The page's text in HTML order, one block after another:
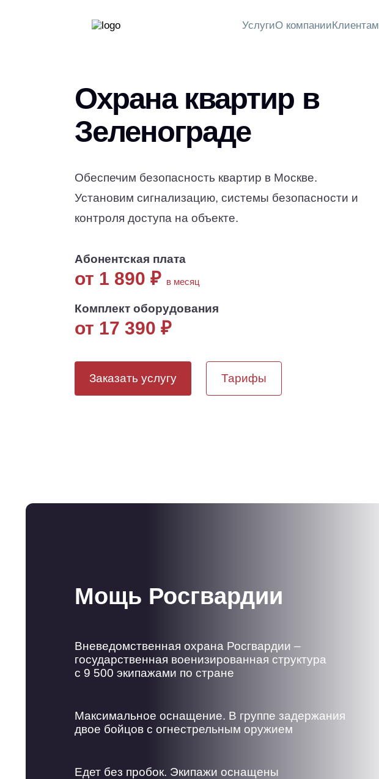
УслугиО компанииКлиентам
Охрана квартир в
Зеленограде
Обеспечим безопасность квартир в Москве.
Установим сигнализацию, системы безопасности и
контроля доступа на объекте.
Абонентская плата
от 1 890 ₽ в месяц
Комплект оборудования
от 17 390 ₽
Заказать услугу Тарифы
Мощь Росгвардии
Вневедомственная охрана Росгвардии –
государственная военизированная структура
с 9 500 экипажами по стране
Максимальное оснащение. В группе задержания
двое бойцов с огнестрельным оружием
Едет без пробок. Экипажи оснащены